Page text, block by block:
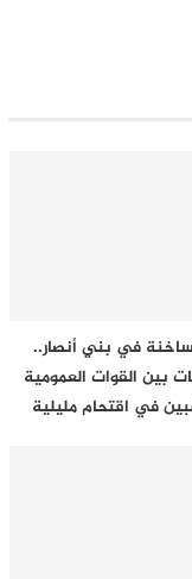
في بني أنصار..
بين القوات العمومية
في اقتحام مليلية